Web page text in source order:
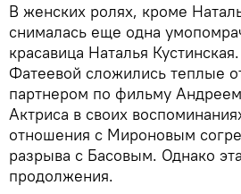
В женских ролях, кроме
снималась еще одна
красавица Наталья
Фатеевой сложились теплые
партнером по фильму
Актриса в своих
отношения с Мироновым
разрыва с Басовым. Однако
продолжения.